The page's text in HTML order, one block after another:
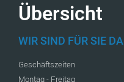
Übersicht
WIR SIND FÜR SIE DA
Geschäftszeiten
Montag - Freitag